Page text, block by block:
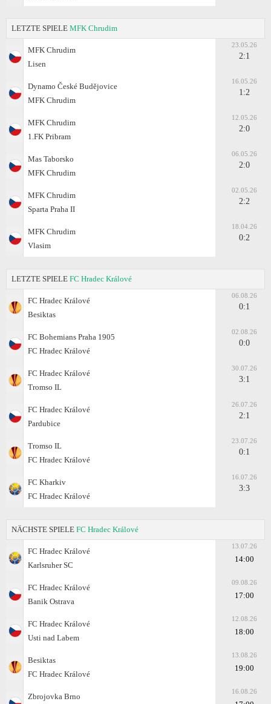
LETZTE SPIELE MFK Chrudim
MFK Chrudim
Lisen
23.05.26
2:1
Dynamo České Budějovice
MFK Chrudim
16.05.26
1:2
MFK Chrudim
1.FK Pribram
12.05.26
2:0
Mas Taborsko
MFK Chrudim
06.05.26
2:0
MFK Chrudim
Sparta Praha II
02.05.26
2:2
MFK Chrudim
Vlasim
18.04.26
0:2
LETZTE SPIELE FC Hradec Králové
FC Hradec Králové
Besiktas
06.08.26
0:1
FC Bohemians Praha 1905
FC Hradec Králové
02.08.26
0:0
FC Hradec Králové
Tromso IL
30.07.26
3:1
FC Hradec Králové
Pardubice
26.07.26
2:1
Tromso IL
FC Hradec Králové
23.07.26
0:1
FC Kharkiv
FC Hradec Králové
16.07.26
3:3
NÄCHSTE SPIELE FC Hradec Králové
FC Hradec Králové
Karlsruher SC
13.07.26
14:00
FC Hradec Králové
Banik Ostrava
09.08.26
17:00
FC Hradec Králové
Usti nad Labem
12.08.26
18:00
Besiktas
FC Hradec Králové
13.08.26
19:00
Zbrojovka Brno
16.08.26